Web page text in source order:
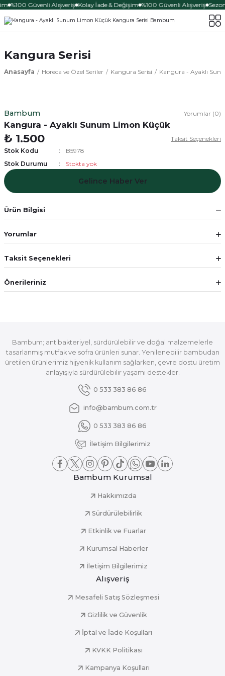
%100 Güvenli Alışveriş Kolay İade & Değişim %100 Güvenli Alışveriş
Kangura Serisi
Anasayfa Horeca ve Özel Seriler Kangura Serisi Kangura - Ayaklı
Bambum Yorumlar (0)
Kangura - Ayaklı Sunum Limon Küçük
₺ 1.500
Taksit Seçenekleri
Stok Kodu
B5978
Stok Durumu
Stokta yok
Gelince Haber Ver
Ürün Bilgisi
Yorumlar
Taksit Seçenekleri
Önerileriniz
Bambum; antibakteriyel, sürdürülebilir ve doğal malzemelerle
tasarlanmış mutfak ve sofra ürünleri sunar. Yenilenebilir bambudan
üretilen ürünlerimiz hijyenik kullanım sağlarken, çevre dostu üretim
anlayışıyla sürdürülebilir yaşamı destekler.
0 533 383 86 86
info@bambum.com.tr
0 533 383 86 86
İletişim Bilgilerimiz
Bambum Kurumsal
Hakkımızda
Sürdürülebilirlik
Etkinlik ve Fuarlar
Kurumsal Haberler
İletişim Bilgilerimiz
Alışveriş
Mesafeli Satış Sözleşmesi
Gizlilik ve Güvenlik
İptal ve İade Koşulları
KVKK Politikası
Kampanya Koşulları